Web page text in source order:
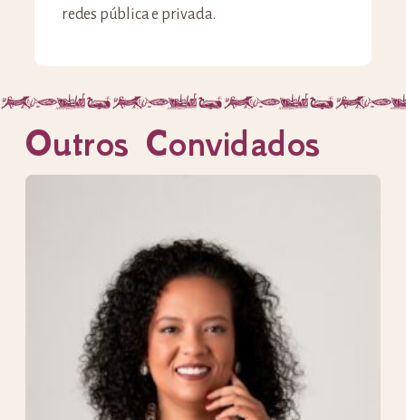
redes pública e privada.
Outros Convidados